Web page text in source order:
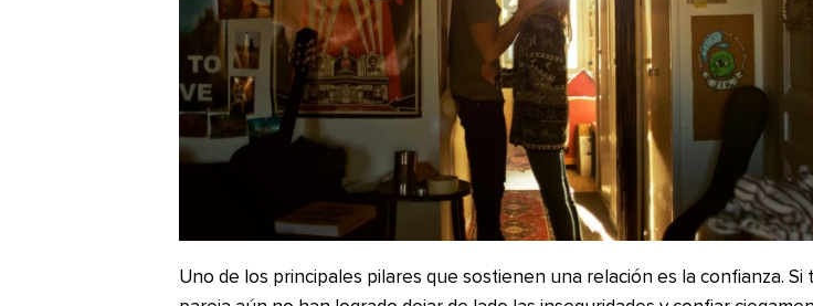
Uno de los principales pilares que sostienen una relación es la confianza. Si